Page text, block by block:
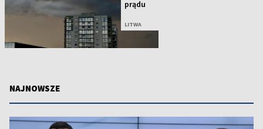
prądu
LITWA
NAJNOWSZE